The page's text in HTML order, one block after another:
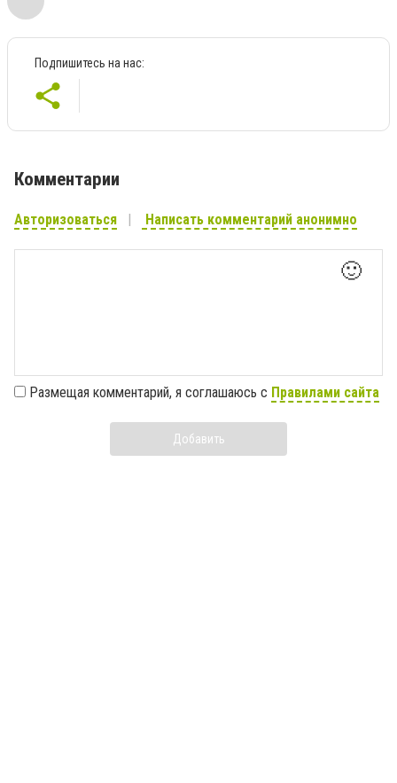
Подпишитесь на нас:
Комментарии
Авторизоваться Написать комментарий анонимно
🙂
Размещая комментарий, я соглашаюсь с Правилами сайта
Добавить